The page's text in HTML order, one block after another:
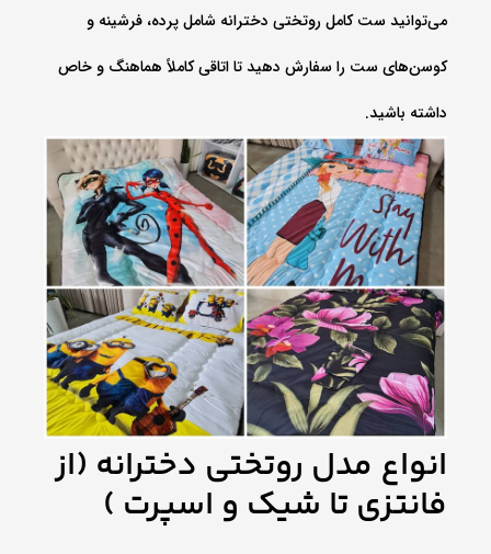
می‌توانید ست کامل روتختی دخترانه شامل پرده، فرشینه و
کوسن‌های ست را سفارش دهید تا اتاقی کاملاً هماهنگ و خاص
داشته باشید.
انواع مدل روتختی دخترانه (از
فانتزی تا شیک و اسپرت )